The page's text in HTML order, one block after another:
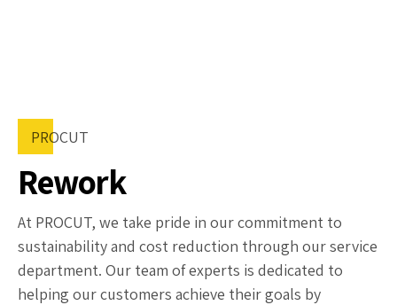
PROCUT
Rework
At PROCUT, we take pride in our commitment to
sustainability and cost reduction through our service
department. Our team of experts is dedicated to
helping our customers achieve their goals by